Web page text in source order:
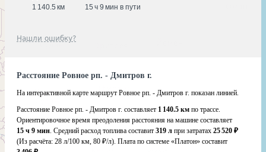
1 140.5 км 15 ч 9 мин в пути
Нашли ошибку?
Расстояние Ровное рп. - Дмитров г.
На интерактивной карте маршрут Ровное рп. - Дмитров г. показан линией.
Расстояние Ровное рп. - Дмитров г. составляет 1 140.5 км по трассе.
Ориентировочное время преодоления расстояния на машине составляет
15 ч 9 мин. Средний расход топлива составит 319 л при затратах 25 520 ₽
(Из расчёта: 28 л/100 км, 80 ₽/л). Плата по системе «Платон» составит